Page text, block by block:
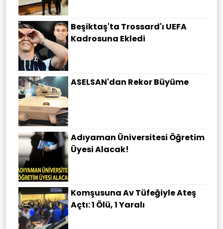
Beşiktaş'ta Trossard'ı UEFA
Kadrosuna Ekledi
ASELSAN'dan Rekor Büyüme
Adıyaman Üniversitesi Öğretim
Üyesi Alacak!
Komşusuna Av Tüfeğiyle Ateş
Açtı: 1 Ölü, 1 Yaralı